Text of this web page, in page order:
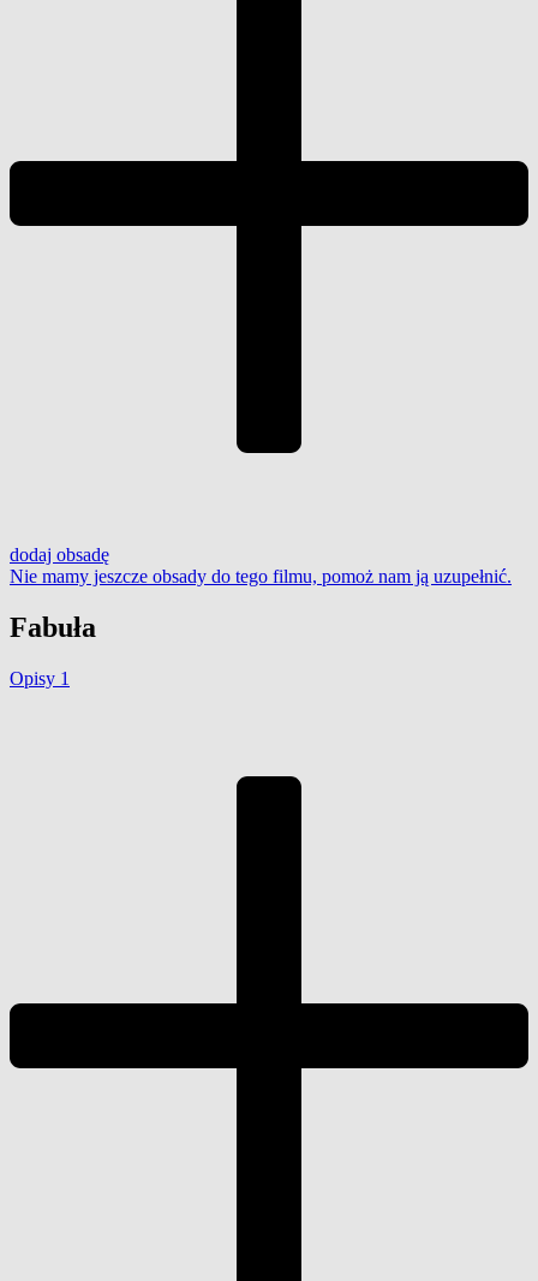
dodaj obsadę
Nie mamy jeszcze obsady do tego filmu, pomoż nam ją uzupełnić.
Fabuła
Opisy 1